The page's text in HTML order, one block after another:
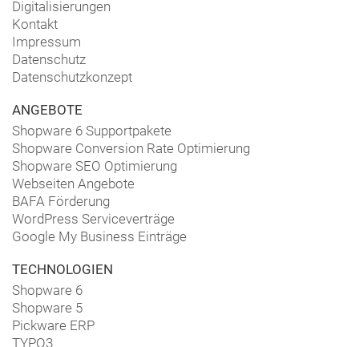
Digitalisierungen
Kontakt
Impressum
Datenschutz
Datenschutzkonzept
ANGEBOTE
Shopware 6 Supportpakete
Shopware Conversion Rate Optimierung
Shopware SEO Optimierung
Webseiten Angebote
BAFA Förderung
WordPress Serviceverträge
Google My Business Einträge
TECHNOLOGIEN
Shopware 6
Shopware 5
Pickware ERP
TYPO3